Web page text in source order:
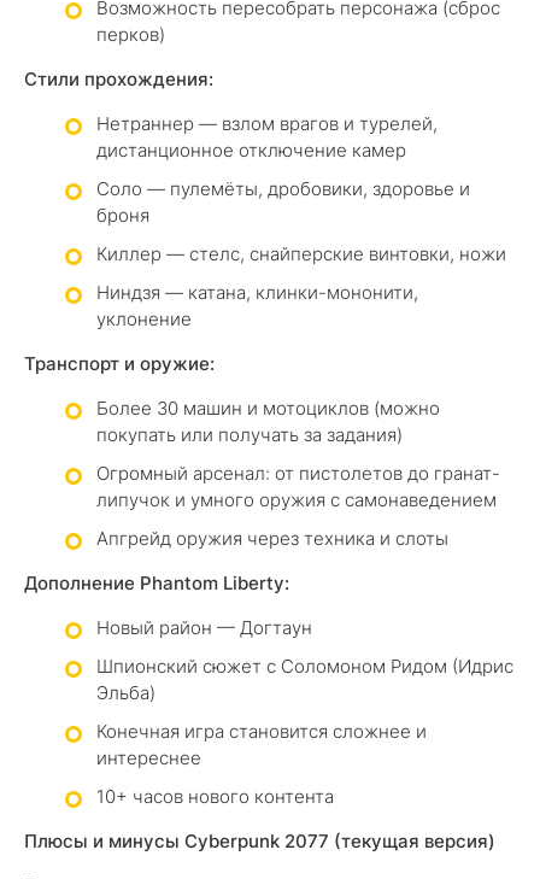
Возможность пересобрать персонажа (сброс
перков)
Стили прохождения:
Нетраннер — взлом врагов и турелей,
дистанционное отключение камер
Соло — пулемёты, дробовики, здоровье и
броня
Киллер — стелс, снайперские винтовки, ножи
Ниндзя — катана, клинки-мононити,
уклонение
Транспорт и оружие:
Более 30 машин и мотоциклов (можно
покупать или получать за задания)
Огромный арсенал: от пистолетов до гранат-
липучок и умного оружия с самонаведением
Апгрейд оружия через техника и слоты
Дополнение Phantom Liberty:
Новый район — Догтаун
Шпионский сюжет с Соломоном Ридом (Идрис
Эльба)
Конечная игра становится сложнее и
интереснее
10+ часов нового контента
Плюсы и минусы Cyberpunk 2077 (текущая версия)